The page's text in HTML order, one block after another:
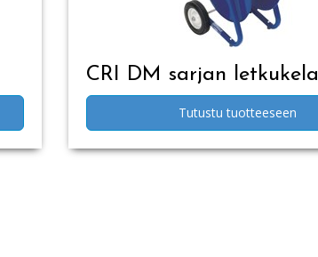
CRI DM sarjan letkukela
Tutustu tuotteeseen